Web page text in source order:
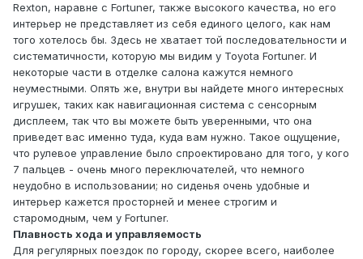
Rexton, наравне с Fortuner, также высокого качества, но его
интерьер не представляет из себя единого целого, как нам
того хотелось бы. Здесь не хватает той последовательности и
систематичности, которую мы видим у Toyota Fortuner. И
некоторые части в отделке салона кажутся немного
неуместными. Опять же, внутри вы найдете много интересных
игрушек, таких как навигационная система с сенсорным
дисплеем, так что вы можете быть уверенными, что она
приведет вас именно туда, куда вам нужно. Такое ощущение,
что рулевое управление было спроектировано для того, у кого
7 пальцев - очень много переключателей, что немного
неудобно в использовании; но сиденья очень удобные и
интерьер кажется просторней и менее строгим и
старомодным, чем у Fortuner.
Плавность хода и управляемость
Для регулярных поездок по городу, скорее всего, наиболее